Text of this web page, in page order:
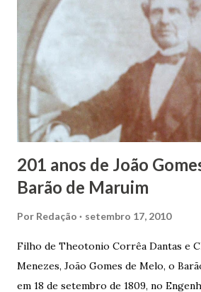
plano para auxiliar na renda familiar.
garçon, dono de bar, de armarinho e
panificação. “Ao contrário de muitos,
raízes e procuram obscurecer seu
em defender o pão como garçon,
que trabalhar copiosamente fora de
trocas de gorjetas que c...
201 anos de João
Barão de Maruim
Por Redação setembro 17, 2010
Filho de Theotonio Corrêa Dantas e
Menezes, João Gomes de Melo, o
em 18 de setembro de 1809, no